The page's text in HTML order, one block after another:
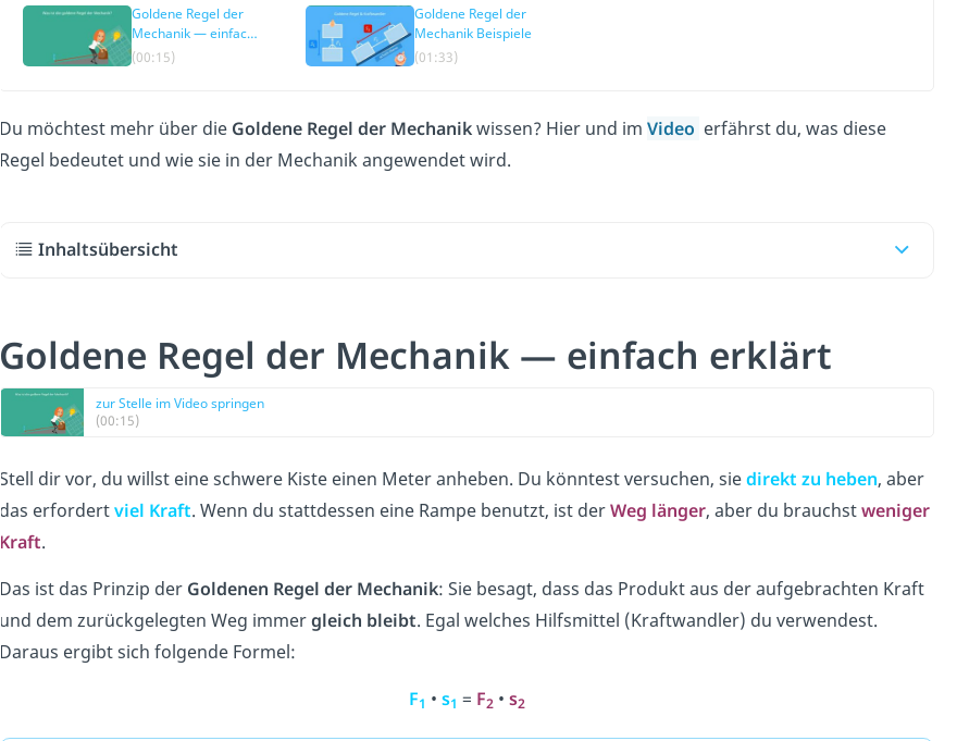
Goldene Regel der
Mechanik — einfach
erklärt
(00:15)
Goldene Regel der
Mechanik Beispiele
(01:33)
Du möchtest mehr über die Goldene Regel der Mechanikwissen? Hier und im Video erfährst du, was diese
Regel bedeutet und wie sie in der Mechanik angewendet wird.
Inhaltsübersicht
Goldene Regel der Mechanik — einfach erklärt
zur Stelle im Video springen
(00:15)
Stell dir vor, du willst eine schwere Kiste einen Meter anheben. Du könntest versuchen, siedirekt zu heben, aber
das erfordertviel Kraft. Wenn du stattdessen eine Rampe benutzt, ist derWeg länger, aber du brauchstweniger
Kraft.
Das ist das Prinzip der Goldenen Regel der Mechanik: Sie besagt, dass das Produkt aus der aufgebrachten Kraft
und dem zurückgelegten Weg immergleich bleibt. Egal welches Hilfsmittel (Kraftwandler) du verwendest.
Daraus ergibt sich folgende Formel:
F1 • s1 = F2 • s2